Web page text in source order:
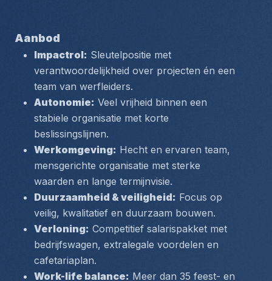
Aanbod
Impactrol: Sleutelpositie met
verantwoordelijkheid over projecten én een
team van werfleiders.
Autonomie: Veel vrijheid binnen een
stabiele organisatie met korte
beslissingslijnen.
Werkomgeving: Hecht en ervaren team,
mensgerichte organisatie met sterke
waarden en lange termijnvisie.
Duurzaamheid & veiligheid: Focus op
veilig, kwalitatief en duurzaam bouwen.
Verloning: Competitief salarispakket met
bedrijfswagen, extralegale voordelen en
cafetariaplan.
Work-life balance: Meer dan 35 feest- en